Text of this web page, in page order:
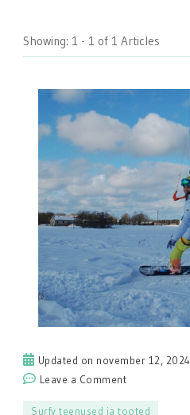
Showing: 1 - 1 of 1 Articles
Updated on november 12, 2024
Leave a Commenton
Surfy teenused ja tooted